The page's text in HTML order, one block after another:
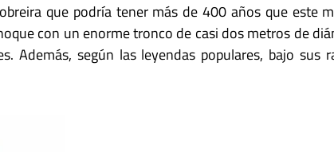
que podría tener más de 400 años que este
con un enorme tronco de casi dos metros de
Además, según las leyendas populares, bajo